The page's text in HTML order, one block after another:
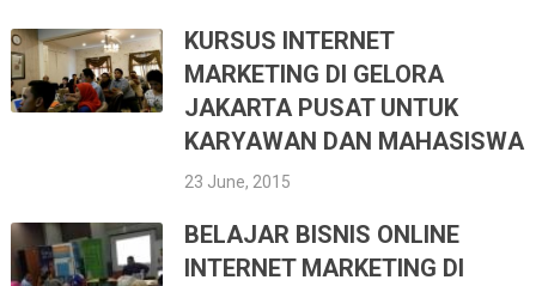
KURSUS INTERNET
MARKETING DI GELORA
JAKARTA PUSAT UNTUK
KARYAWAN DAN MAHASISWA
23 June, 2015
BELAJAR BISNIS ONLINE
INTERNET MARKETING DI